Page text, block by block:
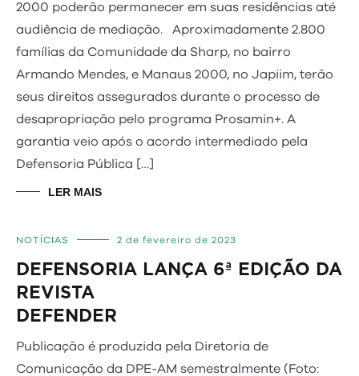
2000 poderão permanecer em suas residências até
audiência de mediação. Aproximadamente 2.800
famílias da Comunidade da Sharp, no bairro
Armando Mendes, e Manaus 2000, no Japiim, terão
seus direitos assegurados durante o processo de
desapropriação pelo programa Prosamin+. A
garantia veio após o acordo intermediado pela
Defensoria Pública […]
LER MAIS
NOTÍCIAS 2 de fevereiro de 2023
DEFENSORIA LANÇA 6ª EDIÇÃO DA
REVISTA
Publicação é produzida pela Diretoria de
Comunicação da DPE-AM semestralmente (Foto: